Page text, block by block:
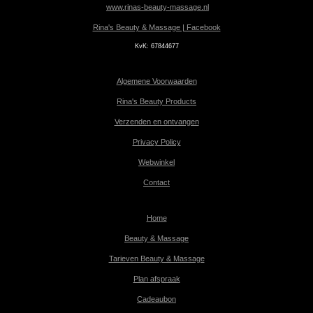
www.rinas-beauty-massage.nl
Rina's Beauty & Massage | Facebook
KvK: 67844677
Algemene Voorwaarden
Rina's Beauty Products
Verzenden en ontvangen
Privacy Policy
Webwinkel
Contact
Home
Beauty & Massage
Tarieven Beauty & Massage
Plan afspraak
Cadeaubon